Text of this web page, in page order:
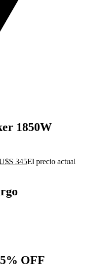
1850W
345El precio actual
5% OFF